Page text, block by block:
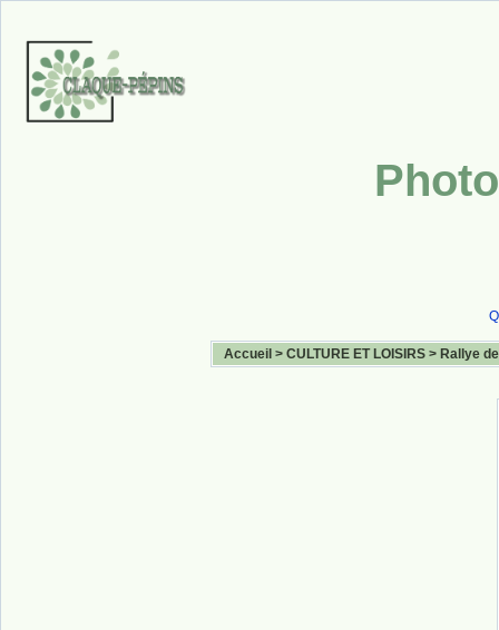
Accueil > CULTURE ET LOISIRS > Rallye